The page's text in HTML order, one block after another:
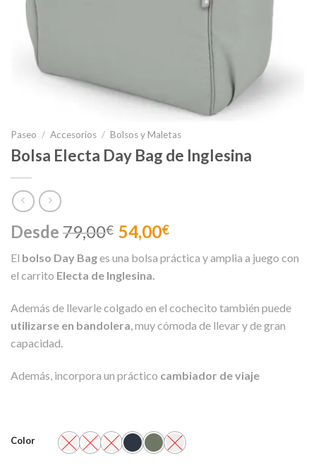
Paseo / Accesorios / Bolsos y Maletas
Bolsa Electa Day Bag de Inglesina
Desde 79,00€ 54,00€
El bolso Day Bages una bolsa práctica y amplia a juego con
el carrito Electa de Inglesina.
Además de llevarle colgado en el cochecito también puede
utilizarse en bandolera, muy cómoda de llevar y de gran
capacidad.
Además, incorpora un práctico cambiador de viaje
Color